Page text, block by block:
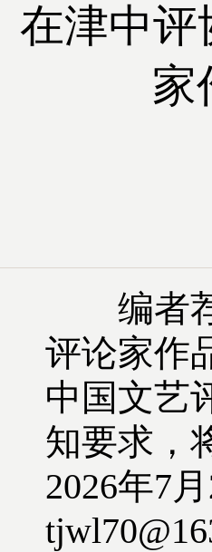
在津中
家
编者荐
评论家作
中国文艺
知要求，
2026年7